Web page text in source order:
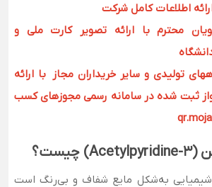
اطلاعات کامل شرکت
محترم با ارائه تصویر کارت ملی و
تولیدی و سایر خریداران مجاز با ارائه
ثبت شده در سامانه رسمی مجوزهای کسب
به‌شکل مایع شفاف و بی‌رنگ است